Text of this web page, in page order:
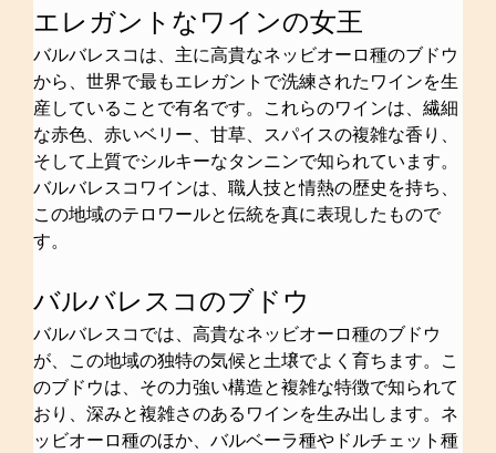
エレガントなワインの女王
バルバレスコは、主に高貴なネッビオーロ種のブドウ
から、世界で最もエレガントで洗練されたワインを生
産していることで有名です。これらのワインは、繊細
な赤色、赤いベリー、甘草、スパイスの複雑な香り、
そして上質でシルキーなタンニンで知られています。
バルバレスコワインは、職人技と情熱の歴史を持ち、
この地域のテロワールと伝統を真に表現したもので
す。
バルバレスコのブドウ
バルバレスコでは、高貴なネッビオーロ種のブドウ
が、この地域の独特の気候と土壌でよく育ちます。こ
のブドウは、その力強い構造と複雑な特徴で知られて
おり、深みと複雑さのあるワインを生み出します。ネ
ッビオーロ種のほか、バルベーラ種やドルチェット種